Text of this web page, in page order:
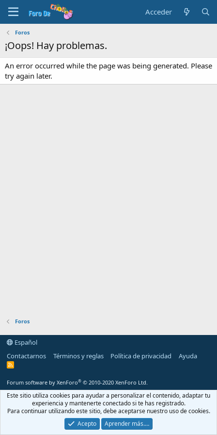
Acceder
Foros
¡Oops! Hay problemas.
An error occurred while the page was being generated. Please
try again later.
Foros
Español
Contactarnos
Términos y reglas Política de privacidad Ayuda
R
Forum software by XenForo® © 2010-2020 XenForo Ltd.
Este sitio utiliza cookies para ayudar a personalizar el contenido, adaptar tu
experiencia y mantenerte conectado si te has registrado.
Para continuar utilizando este sitio, debe aceptarse nuestro uso de cookies.
Acepto
Aprender más.…